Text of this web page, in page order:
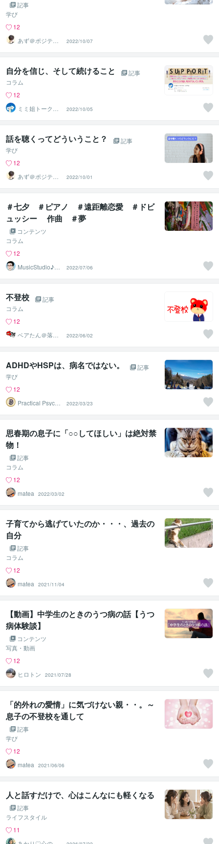
記事
学び
12
あず＠ポジティ
ブ迷子の道標
2022/10/07
自分を信じ、そして続けること
記事
コラム
12
ミミ姐トークス
✨
2022/10/05
話を聴くってどういうこと？
記事
学び
12
あず＠ポジティ
ブ迷子の道標
2022/10/01
＃七夕 ＃ピアノ ＃遠距離恋愛 ＃ドビ
ュッシー 作曲 ＃夢
コンテンツ
コラム
12
MusicStudio♪ま
2022/07/06
不登校
記事
コラム
12
ベアたん＠落書
きイラストレー
ター
2022/06/02
ADHDやHSPは、病名ではない。
記事
学び
12
Practical Psycho
2022/03/23
思春期の息子に「○○してほしい」は絶対禁
物！
記事
コラム
12
matea
2022/03/02
子育てから逃げていたのか・・・、過去の
自分
記事
コラム
12
matea
2021/11/04
【動画】中学生のときのうつ病の話【うつ
病体験談】
コンテンツ
写真・動画
12
ヒロトン
2021/07/28
「的外れの愛情」に気づけない親・・。～
息子の不登校を通して
記事
学び
12
matea
2021/06/06
人と話すだけで、心はこんなにも軽くなる
記事
ライフスタイル
11